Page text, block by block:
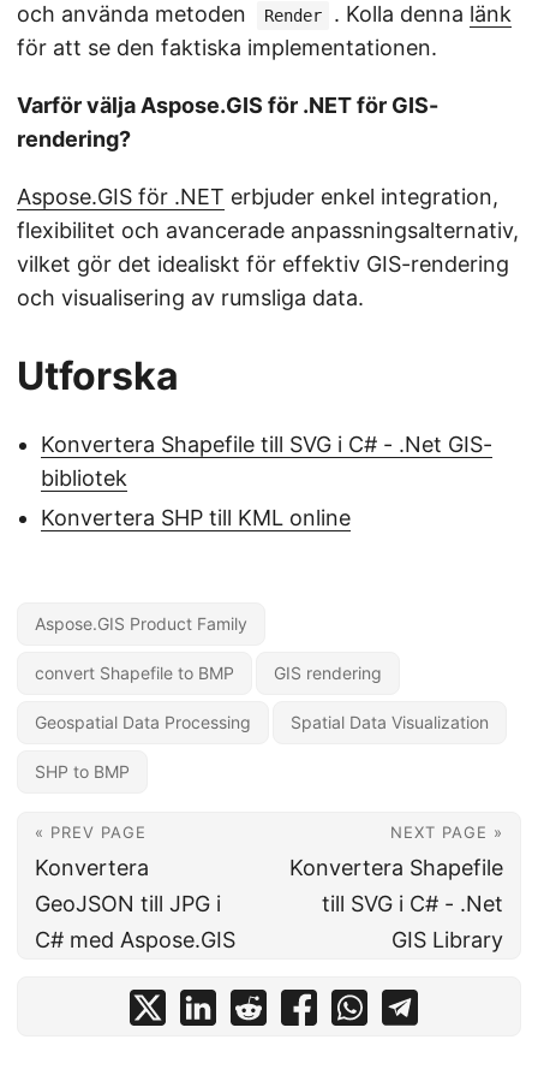
och använda metoden Render . Kolla denna länk
för att se den faktiska implementationen.
Varför välja Aspose.GIS för .NET för GIS-
rendering?
Aspose.GIS för .NET erbjuder enkel integration,
flexibilitet och avancerade anpassningsalternativ,
vilket gör det idealiskt för effektiv GIS-rendering
och visualisering av rumsliga data.
Utforska
Konvertera Shapefile till SVG i C# - .Net GIS-
bibliotek
Konvertera SHP till KML online
Aspose.GIS Product Family
convert Shapefile to BMP GIS rendering
Geospatial Data Processing Spatial Data Visualization
SHP to BMP
« PREV PAGE
Konvertera
GeoJSON till JPG i
C# med Aspose.GIS
NEXT PAGE »
Konvertera Shapefile
till SVG i C# - .Net
GIS Library